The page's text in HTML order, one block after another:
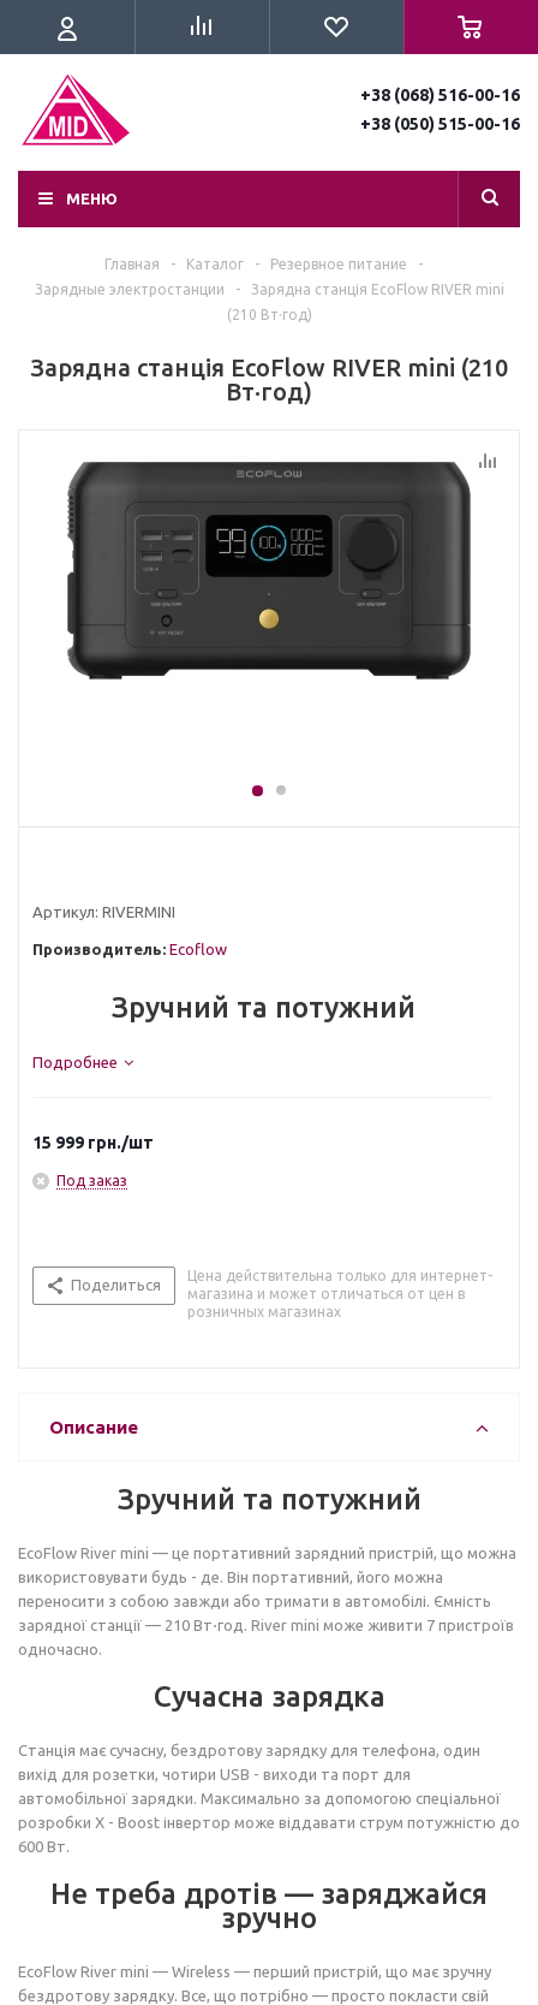
+38 (068) 516-00-16
+38 (050) 515-00-16
МЕНЮ
Главная - Каталог - Резервное питание
-
Зарядные электростанции
-
Зарядна станція EcoFlow RIVER mini
(210 Вт·год)
Зарядна станція EcoFlow RIVER mini (210
Вт·год)
Артикул: RIVERMINI
Производитель: Ecoflow
Зручний та потужний
EcoFlow River mini — це портативний зарядний пристрій, що
автомобілі. Ємність зарядної станції — 210 Вт⋅год. River mini
може живити 7 пристроїв одночасно.
Подробнее
15 999 грн./шт
Под заказ
Поделиться
Цена действительна только для интернет-
магазина и может отличаться от цен в
розничных магазинах
Описание
Зручний та потужний
EcoFlow River mini — це портативний зарядний пристрій, що можна
використовувати будь - де. Він портативний, його можна
переносити з собою завжди або тримати в автомобілі. Ємність
зарядної станції — 210 Вт⋅год. River mini може живити 7 пристроїв
одночасно.
Сучасна зарядка
Станція має сучасну, бездротову зарядку для телефона, один
вихід для розетки, чотири USB - виходи та порт для
автомобільної зарядки. Максимально за допомогою спеціальної
розробки X - Boost інвертор може віддавати струм потужністю до
600 Вт.
Не треба дротів — заряджайся
зручно
EcoFlow River mini — Wireless — перший пристрій, що має зручну
бездротову зарядку. Все, що потрібно — просто покласти свій